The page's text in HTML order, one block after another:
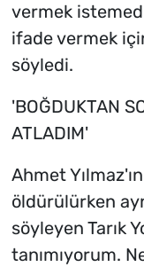
vermek
ifade vermek
söyledi.
'BOĞDUKTAN
ATLADIM'
Ahmet
öldürülürken
söyleyen Tarık
tanımıyorum.